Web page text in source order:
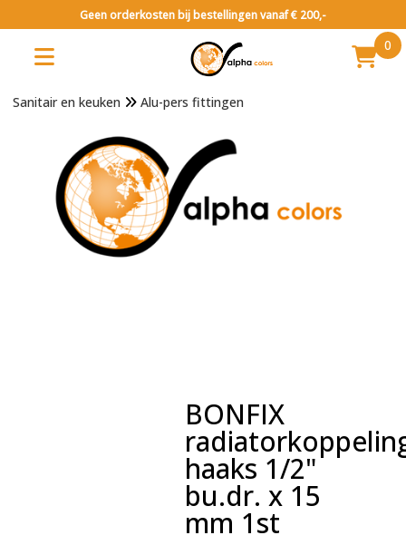
Geen orderkosten bij bestellingen vanaf € 200,-
0
Sanitair en keuken Alu-pers fittingen
BONFIX
haaks 1/2"
bu.dr. x 15
mm 1st